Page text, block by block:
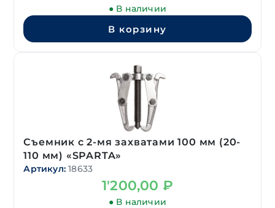
● В наличии
В корзину
Съемник с 2-мя захватами 100 мм (20-
110 мм) «SPARTA»
Артикул: 18633
1'200,00 ₽
● В наличии